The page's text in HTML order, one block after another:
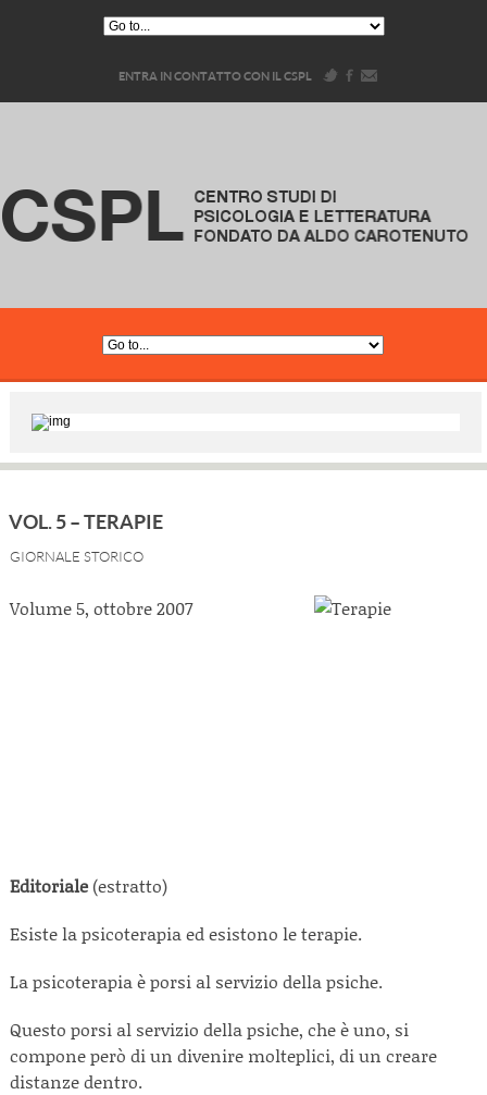
ENTRA IN CONTATTO CON IL CSPL
VOL. 5 – TERAPIE
GIORNALE STORICO
Volume 5, ottobre 2007
Editoriale (estratto)
Esiste la psicoterapia ed esistono le terapie.
La psicoterapia è porsi al servizio della psiche.
Questo porsi al servizio della psiche, che è uno, si
compone però di un divenire molteplici, di un creare
distanze dentro.